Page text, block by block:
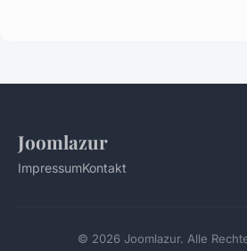
Joomlazur
ImpressumKontakt
© 2026 Joomlazur. Alle